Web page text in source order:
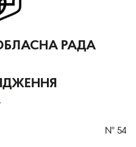
РАДА
№ 54